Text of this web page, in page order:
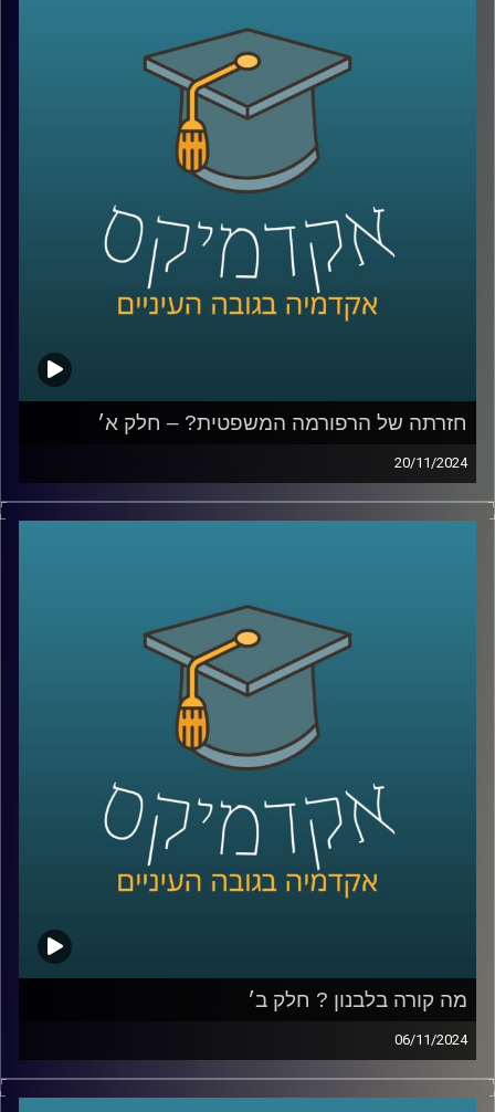
ובהונגריה ומה נקודות השוני והדמיון בינינו לבינםהיום נדבר
עוד על ביקורת שיפוטית, האם התזמון של פרסום פסק הדין
מפלג את העם?, נדבר על האג והאם מערכת המשפט שלנו
מגינה עלינו, במה כן המבקרים של מערכת המשפט צודקים
ואיך אפשר לתקן, למה לא מכנסים את הועידה למינוי שופטים,
למה הויכוח והמחאה סחפה כל כך הרבה אנשים ולבסוף נדבר
גם על לימודי משפטים; איך מתמודדים עם כניסת הבינה
המלאכותית והאם כדאי ללמוד משפטים כשהשוק כל כך רווי?
שוב איתנו בחלק ב׳, יניב רוזנאי, פרופ׳ חבר וסגן הדיקן בבית
ספר הארי רדזינר למשפטים, ומנהל משותף של מרכז
רובינשטיין לאתגרים חוקתיים.
חזרתה של הרפורמה המשפטית? – חלק א׳
20/11/2024
למעלה משנה עברה מאז הרפורמה המשפטית של יריב לוין,
שכללה בין היתר, הצעה לחוקק פסקת התגברות ברוב של 61,
החלטות של הממשלה או שריה. תיקון הסבירות עבר ובוטל,
ורבים חשבו שזוהי סופה של הרפורמה, אלא שבימים אלו ניכר
שמנסים לקדמה שובאז מה קורה עם הרפורמה, מה הקואליציה
מנסה להשיג, היתרונות והחסרונות והאם וכיצד בכלל ראוי
בסוגיות האלו ויותר נדון היום עם פרופ׳ יניב רוזנאי,פרופ׳ חבר
וסגן הדיקן בבית ספר הארי רדזינר למשפטים, ומנהל משותף
של מרכז רובינשטיין לאתגרים חוקתיים.
קרדיט תמונות:AudioVersity
מה קורה בלבנון ? חלק ב׳
06/11/2024
בפרק הקודם דיברנו על ההיסטוריה של לבנון, הרכב
האוכלוסייה, הסיבות למשבר והמתיחות איתנו והפרק נדבר יותר